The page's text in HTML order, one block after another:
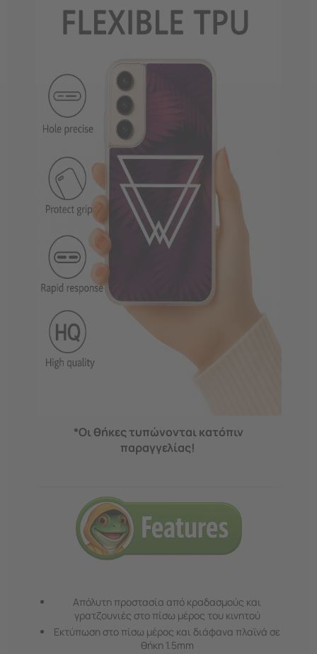
*Οι θήκες τυπώνονται κατόπιν
παραγγελίας!
Απόλυτη προστασία από κραδασμούς και
γρατζουνιές στο πίσω μέρος του κινητού
Εκτύπωση στο πίσω μέρος και διάφανα πλαϊνά σε
θήκη 1.5mm